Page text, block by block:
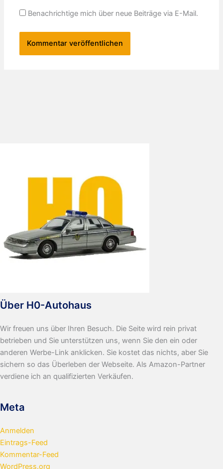
Benachrichtige mich über neue Beiträge via E-Mail.
Über H0-Autohaus
Wir freuen uns über Ihren Besuch. Die Seite wird rein privat
betrieben und Sie unterstützen uns, wenn Sie den ein oder
anderen Werbe-Link anklicken. Sie kostet das nichts, aber Sie
sichern so das Überleben der Webseite. Als Amazon-Partner
verdiene ich an qualifizierten Verkäufen.
Meta
Anmelden
Eintrags-Feed
Kommentar-Feed
WordPress.org